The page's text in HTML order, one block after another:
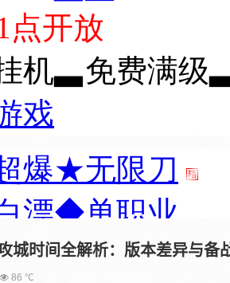
城时间全解析：版本差异与备
86 ℃